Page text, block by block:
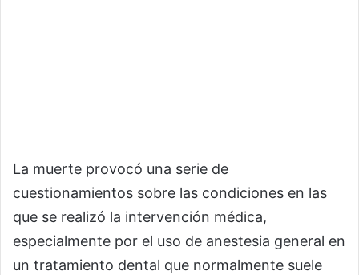
La muerte provocó una serie de
cuestionamientos sobre las condiciones en las
que se realizó la intervención médica,
especialmente por el uso de anestesia general en
un tratamiento dental que normalmente suele